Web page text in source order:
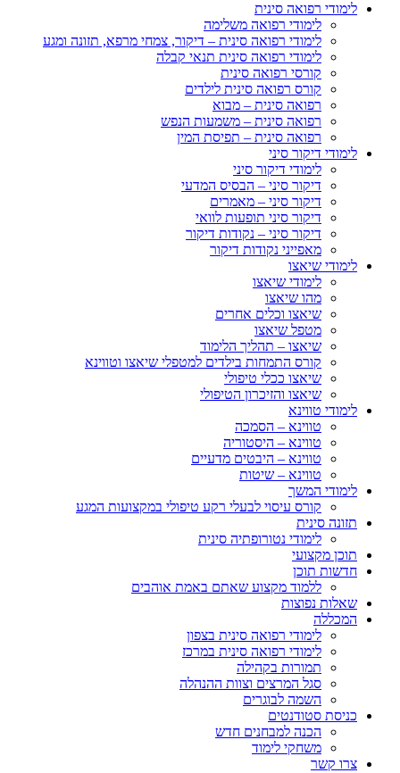
לימודי רפואה סינית
לימודי רפואה משלימה
לימודי רפואה סינית – דיקור, צמחי מרפא, תזונה ומגע
לימודי רפואה סינית תנאי קבלה
קורסי רפואה סינית
קורס רפואה סינית לילדים
רפואה סינית – מבוא
רפואה סינית – משמעות הנפש
רפואה סינית – תפיסת המין
לימודי דיקור סיני
לימודי דיקור סיני
דיקור סיני – הבסיס המדעי
דיקור סיני – מאמרים
דיקור סיני תופעות לוואי
דיקור סיני – נקודות דיקור
מאפייני נקודות דיקור
לימודי שיאצו
לימודי שיאצו
מהו שיאצו
שיאצו וכלים אחרים
מטפל שיאצו
שיאצו – תהליך הלימוד
קורס התמחות בילדים למטפלי שיאצו וטווינא
שיאצו ככלי טיפולי
שיאצו והזיכרון הטיפולי
לימודי טווינא
טווינא – הסמכה
טווינא – היסטוריה
טווינא – היבטים מדעיים
טווינא – שיטות
לימודי המשך
קורס עיסוי לבעלי רקע טיפולי במקצועות המגע
תזונה סינית
לימודי נטורופתיה סינית
תוכן מקצועי
חדשות תוכן
ללמוד מקצוע שאתם באמת אוהבים
שאלות נפוצות
המכללה
לימודי רפואה סינית בצפון
לימודי רפואה סינית במרכז
תמורות בקהילה
סגל המרצים וצוות ההנהלה
השמה לבוגרים
כניסת סטודנטים
הכנה למבחנים חדש
משחקי לימוד
צרו קשר